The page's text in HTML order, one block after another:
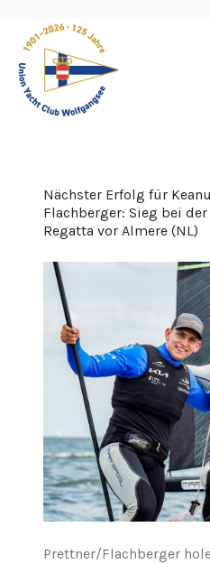
Nächster Erfolg für
Flachberger: Sieg bei
Regatta vor Almere (NL)
Prettner/Flachberger